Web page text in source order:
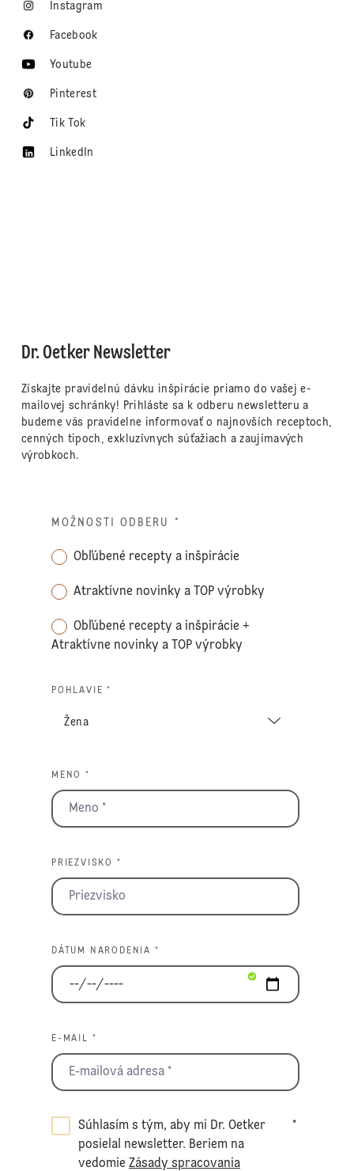
Instagram
Facebook
Youtube
Pinterest
Tik Tok
LinkedIn
Dr. Oetker Newsletter
Získajte pravidelnú dávku inšpirácie priamo do vašej e-
mailovej schránky! Prihláste sa k odberu newsletteru a
budeme vás pravidelne informovať o najnovších receptoch,
cenných tipoch, exkluzívnych súťažiach a zaujímavých
výrobkoch.
MOŽNOSTI ODBERU *
Obľúbené recepty a inšpirácie
Atraktívne novinky a TOP výrobky
Obľúbené recepty a inšpirácie +
Atraktívne novinky a TOP výrobky
POHLAVIE *
MENO *
PRIEZVISKO *
DÁTUM NARODENIA *
E-MAIL *
Súhlasím s tým, aby mi Dr. Oetker
posielal newsletter. Beriem na
vedomieZásady spracovania
*